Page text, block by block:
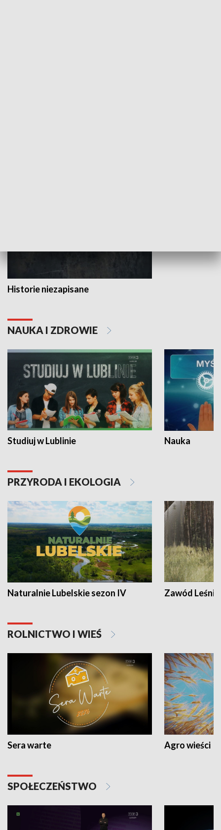
Historie niezapisane
NAUKA I ZDROWIE
Studiuj w Lublinie Nauka
PRZYRODA I EKOLOGIA
Naturalnie Lubelskie sezon IV Zawód Leśnik
ROLNICTWO I WIEŚ
Sera warte Agro wieści
SPOŁECZEŃSTWO